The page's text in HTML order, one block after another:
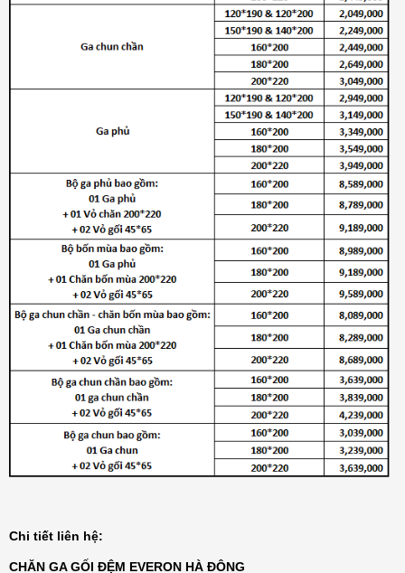
Chi tiết liên hệ:
CHĂN GA GỐI ĐỆM EVERON HÀ ĐÔNG
Đệm bông ép Artemis
6.200.000₫
Đệm bông ép Everon